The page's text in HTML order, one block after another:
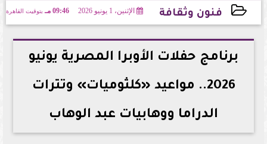
فنون وثقافة الإثنين، 1 يونيو 2026 09:46 مـ بتوقيت القاهرة
2026-06-01 21:46:00
برنامج حفلات الأوبرا المصرية يونيو
2026.. مواعيد «كلثوميات» وتترات
الدراما ووهابيات عبد الوهاب